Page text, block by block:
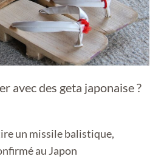
avec des geta japonaise ?
un missile balistique,
au Japon